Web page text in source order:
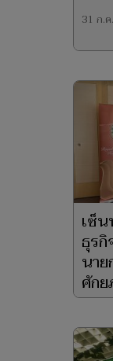
31 ก.
เซ็
ธุรกิ
นาย
ศักย